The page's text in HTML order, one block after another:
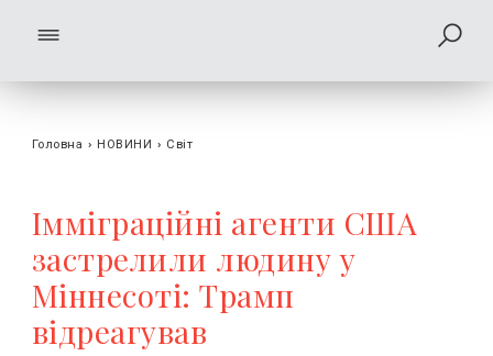
Головна › НОВИНИ › Світ
Імміграційні агенти США
застрелили людину у
Міннесоті: Трамп
відреагував